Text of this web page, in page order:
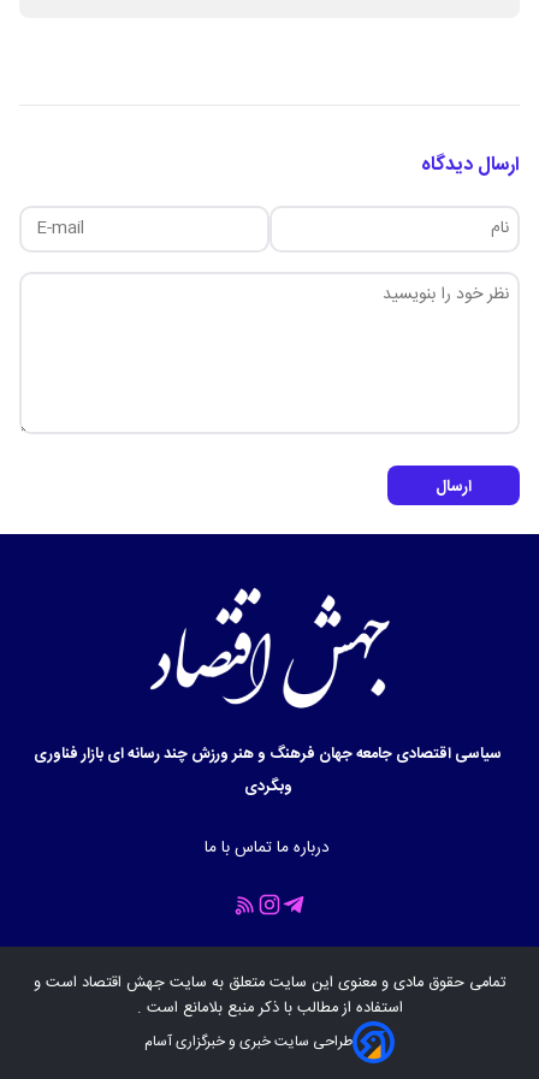
ارسال دیدگاه
ارسال
سیاسیاقتصادیجامعهجهان فرهنگ و هنرورزشچند رسانه ایبازارفناوری
وبگردی
درباره ماتماس با ما
تمامی حقوق مادی و معنوی این سایت متعلق به سایتجهش اقتصاد است و
استفاده از مطالب با ذکر منبع بلامانع است .
طراحی سایت خبری و خبرگزاری آسام